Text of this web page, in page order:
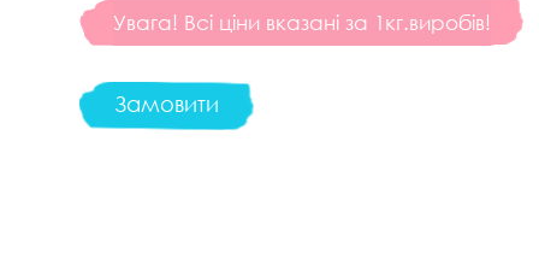
Увага! Всі ціни вказані за 1кг.виробів!
Замовити